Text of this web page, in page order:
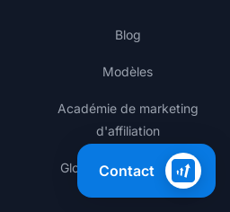
Blog
Modèles
Académie de marketing
d'affiliation
Glossaire du marketing
Contact